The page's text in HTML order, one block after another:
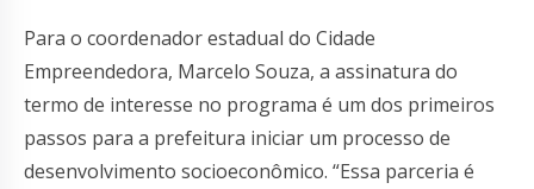
Para o coordenador estadual do Cidade
Empreendedora, Marcelo Souza, a assinatura do
termo de interesse no programa é um dos primeiros
passos para a prefeitura iniciar um processo de
desenvolvimento socioeconômico. “Essa parceria é